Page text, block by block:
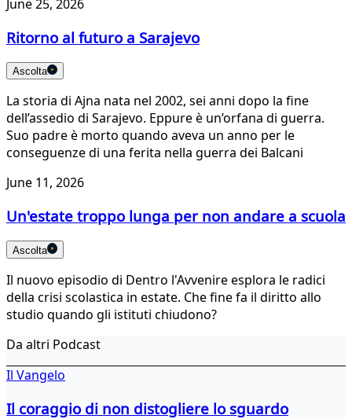
June 25, 2026
Ritorno al futuro a Sarajevo
Ascolta
La storia di Ajna nata nel 2002, sei anni dopo la fine
dell’assedio di Sarajevo. Eppure è un’orfana di guerra.
Suo padre è morto quando aveva un anno per le
conseguenze di una ferita nella guerra dei Balcani
June 11, 2026
Un'estate troppo lunga per non andare a scuola
Ascolta
Il nuovo episodio di Dentro l'Avvenire esplora le radici
della crisi scolastica in estate. Che fine fa il diritto allo
studio quando gli istituti chiudono?
Da altri Podcast
Il Vangelo
Il coraggio di non distogliere lo sguardo